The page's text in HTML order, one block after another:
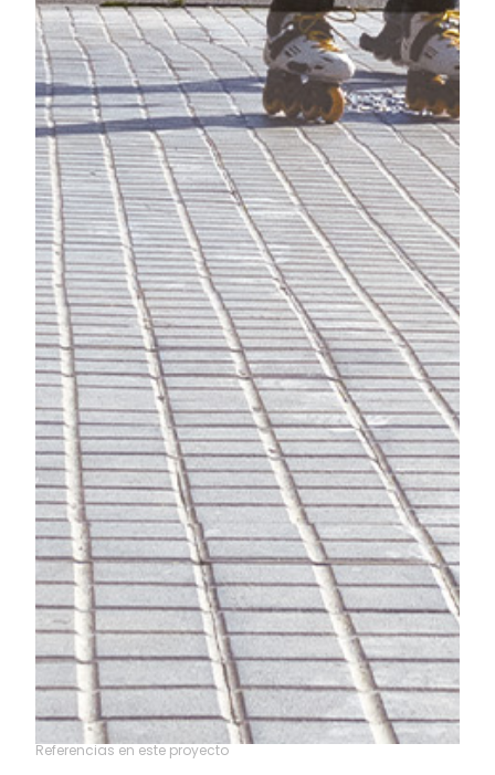
Referencias en este proyecto